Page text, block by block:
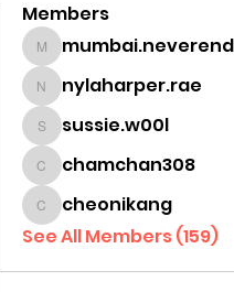
Members
mumbai.neverendservices
nylaharper.rae
nylaharper.rae
sussie.w00l
sussie.w00l
chamchan308
chamchan308
cheonikang
cheonikang
See All Members (159)